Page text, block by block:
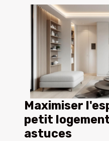
Maximiser
petit
astuces